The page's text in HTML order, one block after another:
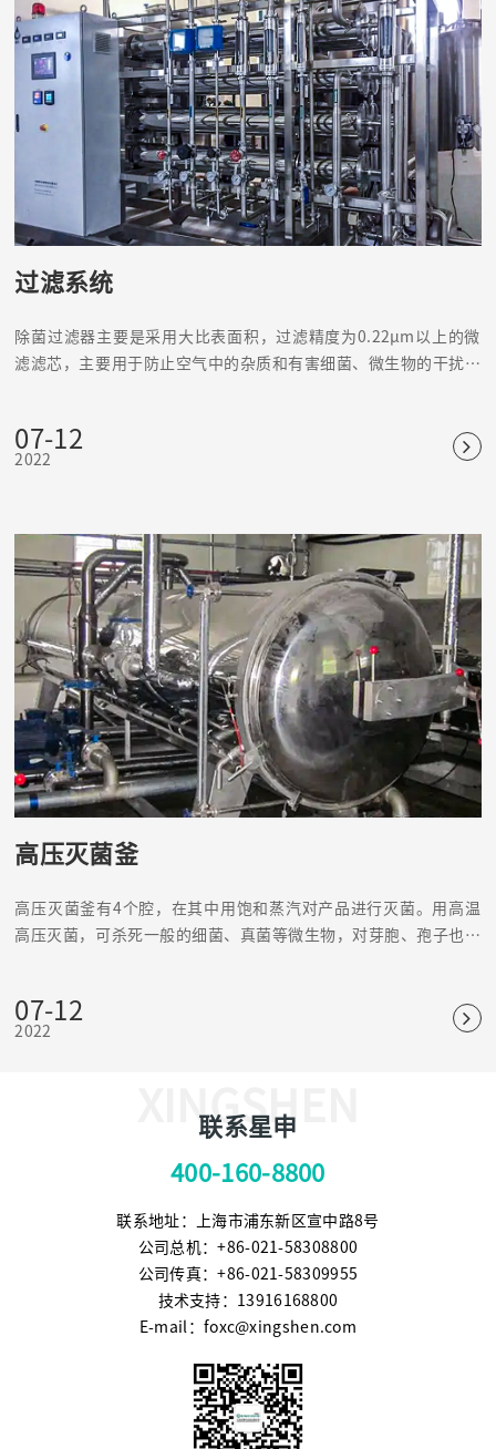
过滤系统
除菌过滤器主要是采用大比表面积，过滤精度为0.22μm以上的微
滤滤芯，主要用于防止空气中的杂质和有害细菌、微生物的干扰，
07-12
2022
高压灭菌釜
高压灭菌釜有4个腔，在其中用饱和蒸汽对产品进行灭菌。用高温
高压灭菌，可杀死一般的细菌、真菌等微生物，对芽胞、孢子也有
07-12
2022
XINGSHEN
联系星申
400-160-8800
联系地址：上海市浦东新区宣中路8号
公司总机：+86-021-58308800
公司传真：+86-021-58309955
技术支持：13916168800
E-mail：foxc@xingshen.com